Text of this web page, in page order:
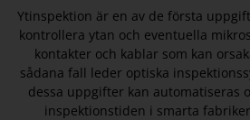
Ytinspektion är en av de första
kontrollera ytan och eventuella
kontakter och kablar som kan
sådana fall leder optiska
dessa uppgifter kan automatiseras
inspektionstiden i smarta